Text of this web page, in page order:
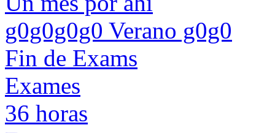
g0g0g0g0 Verano g0g0
Fin de Exams
Exames
36 horas